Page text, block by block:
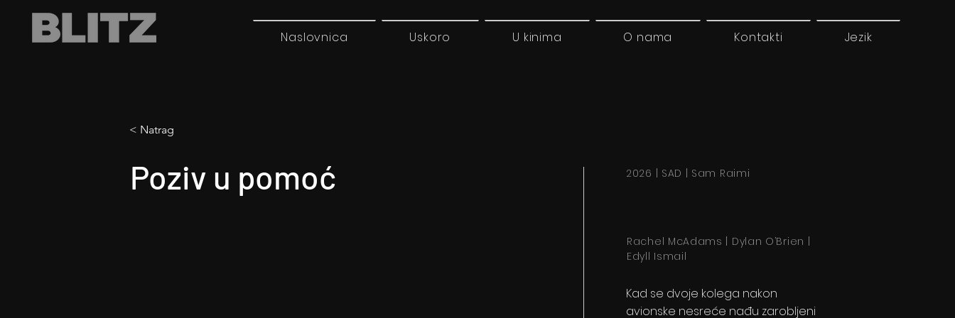
Naslovnica Uskoro U kinima O nama Kontakti Jezik
< Natrag
Poziv u pomoć 2026 | SAD | Sam Raimi
Rachel McAdams | Dylan O’Brien |
Edyll Ismail
Kad se dvoje kolega nakon
avionske nesreće nađu zarobljeni